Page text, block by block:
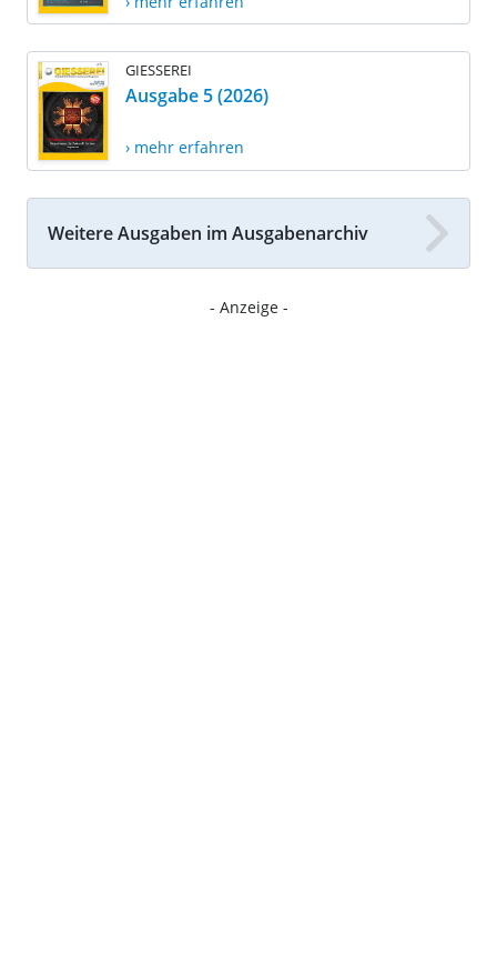
GIESSEREI
Ausgabe 5 (2026)
› mehr erfahren
Weitere Ausgaben im Ausgabenarchiv
- Anzeige -